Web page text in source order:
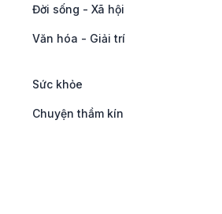
Đời sống - Xã hội
Văn hóa - Giải trí
Sức khỏe
Chuyện thầm kín